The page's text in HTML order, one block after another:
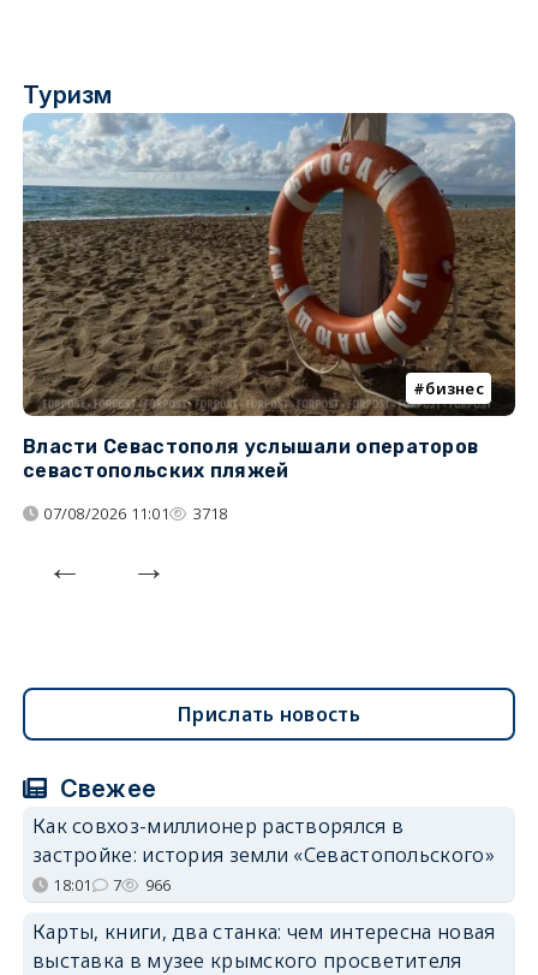
Туризм
бизнес
Власти Севастополя услышали операторов
севастопольских пляжей
07/08/2026 11:01 3718
Прислать новость
Свежее
Как совхоз-миллионер растворялся в
застройке: история земли «Севастопольского»
18:01 7 966
Карты, книги, два станка: чем интересна новая
выставка в музее крымского просветителя